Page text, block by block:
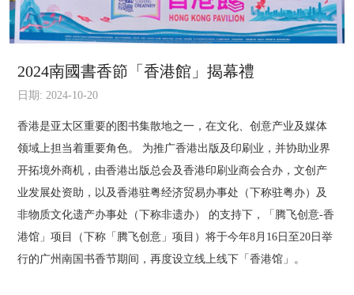
2024南國書香節「香港館」揭幕禮
日期: 2024-10-20
香港是亚太区重要的图书集散地之一，在文化、创意产业及媒体
领域上担当着重要角色。 为推广香港出版及印刷业，并协助业界
开拓境外商机，由香港出版总会及香港印刷业商会合办，文创产
业发展处资助，以及香港驻粤经济贸易办事处（下称驻粤办）及
非物质文化遗产办事处（下称非遗办） 的支持下，「腾飞创意-香
港馆」项目（下称「腾飞创意」项目）将于今年8月16日至20日举
行的广州南国书香节期间，再度设立线上线下「香港馆」。